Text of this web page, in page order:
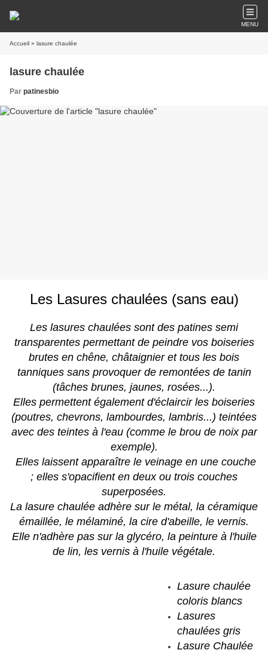
MENU
Accueil » lasure chaulée
lasure chaulée
Par patinesbio
Les Lasures chaulées(sans eau)
Les lasures chaulées sont des patines semi
transparentes permettant de peindre vos boiseries
brutes en chêne, châtaignier et tous les bois
tanniques sans provoquer de remontées de tanin
(tâches brunes, jaunes, rosées...).
Elles permettent également d'éclaircir les boiseries
(poutres, chevrons, lambourdes, lambris...) teintées
avec des teintes à l'eau (comme le brou de noix par
exemple).
Elles laissent apparaître le veinage en une couche
; elles s'opacifient en deux ou trois couches
superposées.
La lasure chaulée adhère sur le métal, la céramique
émaillée, le mélaminé, la cire d'abeille, le vernis.
Elle n'adhère pas sur la glycéro, la peinture à l'huile
de lin, les vernis à l'huile végétale.
Lasure chaulée
coloris blancs
Lasures
chaulées gris
Lasure Chaulée